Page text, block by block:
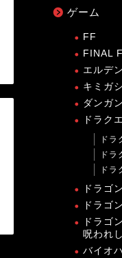
ゲーム
FF
FINAL
エルデ
キミガ
ダンガ
ドラクエ
ドラ
ドラ
ドラ
ドラゴ
ドラゴ
ドラゴ
呪われ
バイオ